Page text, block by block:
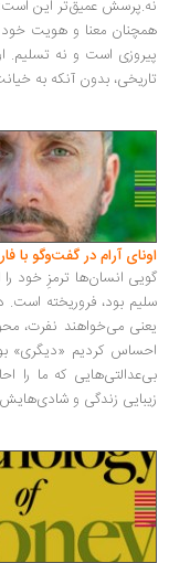
عمیق‌تر این است:
معنا و هویت خود را حفظ
است و نه تسلیم. او
بدون آنکه به خیانت، گریز
آرام در گفت‌وگو با فاروک
انسان‌ها ترمزِ خود را از
بود، فروریخته است. در
می‌خواهند نفرت، محورِ
کردیم «دیگری» بودن
که ما را احاطه
زندگی و شادی‌هایش...